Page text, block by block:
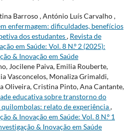
Barroso , António Luís Carvalho ,
enfermagem: dificuldades, benefícios
dos estudantes, Revista de
em Saúde: Vol. 8 N.º 2 (2025):
& Inovação em Saúde
Jocilene Paiva, Emilia Rouberte,
Vasconcelos, Monaliza Grimaldi,
Oliveira, Cristina Pinto, Ana Cantante,
educativa sobre transtorno do
relato de experiência,
& Inovação em Saúde: Vol. 8 N.º 1
& Inovação em Saúde